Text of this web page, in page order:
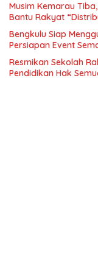
Musim Kemarau
Bantu Rakyat
Bengkulu Siap
Persiapan Event
Resmikan Sekolah
Pendidikan Hak